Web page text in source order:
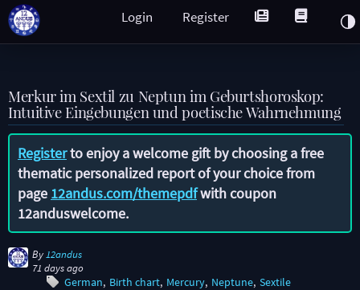
Register
Login
Merkur im Sextil zu Neptun im Geburtshoroskop:
Intuitive Eingebungen und poetische Wahrnehmung
Registerto enjoy a welcome gift by choosing a free
thematic personalized report of your choice from
page 12andus.com/themepdfwith coupon
12anduswelcome.
By 12andus
71 days ago
German Birth chart Mercury Neptune Sextile